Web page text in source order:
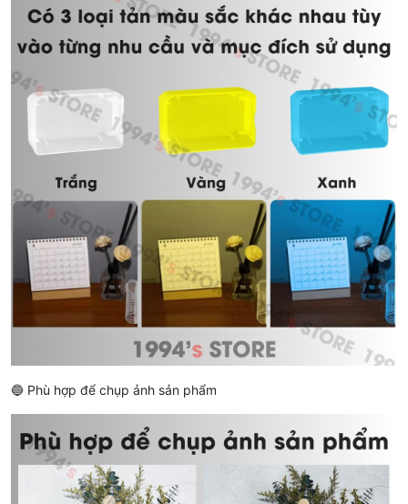
🔵 Phù hợp để chụp ảnh sản phẩm